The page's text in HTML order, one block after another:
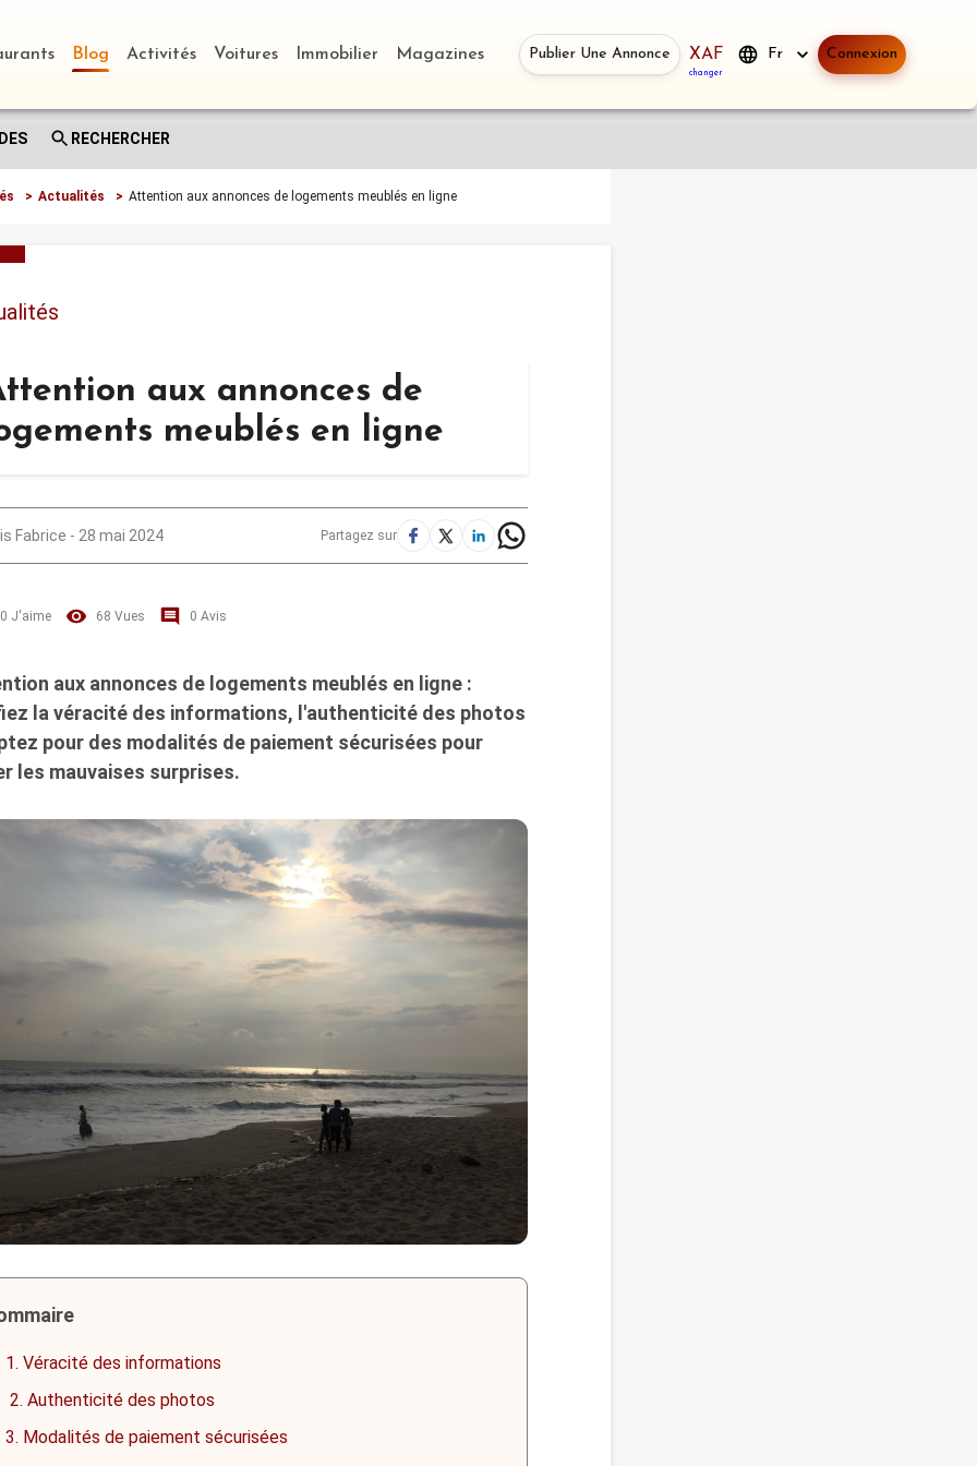
Blog Activités Voitures Immobilier Magazines Publier Une Annonce XAF
changer
Fr Connexion
RECHERCHER
> Actualités > Attention aux annonces de logements meublés en ligne
aux annonces de
meublés en ligne
Fabrice - 28 mai 2024 Partagez sur
0 J'aime 68 Vues 0 Avis
aux annonces de logements meublés en ligne :
la véracité des informations, l'authenticité des photos
pour des modalités de paiement sécurisées pour
les mauvaises surprises.
1. Véracité des informations
2. Authenticité des photos
3. Modalités de paiement sécurisées